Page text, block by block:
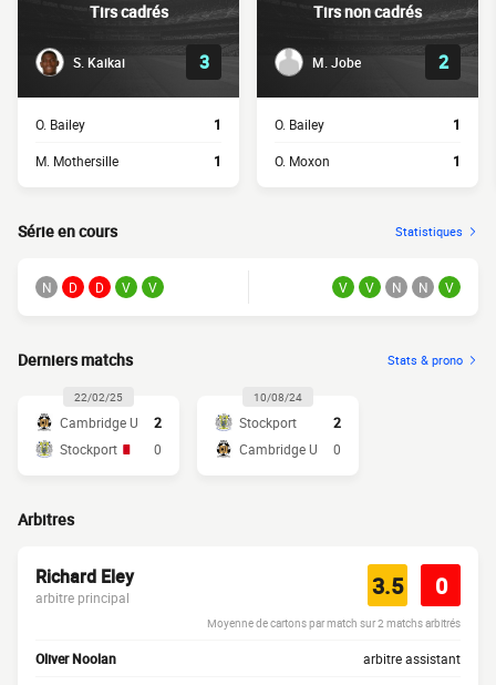
Tirs cadrés
S. Kaikai 3
O. Bailey 1
M. Mothersille 1
Tirs non cadrés
M. Jobe 2
O. Bailey 1
O. Moxon 1
Série en cours Statistiques
N D D V V V V N N V
Derniers matchs Stats & prono
22/02/25
Cambridge U
2
Stockport
0
10/08/24
Stockport
2
Cambridge U
0
Arbitres
Richard Eley
arbitre principal 3.5 0
Moyenne de cartons par match sur 2 matchs arbitrés
Oliver Noolan arbitre assistant